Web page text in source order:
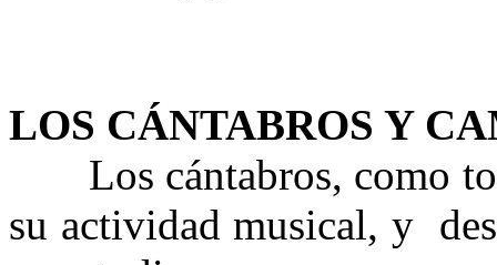
LOS CÁNTABROS Y
Los cántabros, como
su actividad musical, y